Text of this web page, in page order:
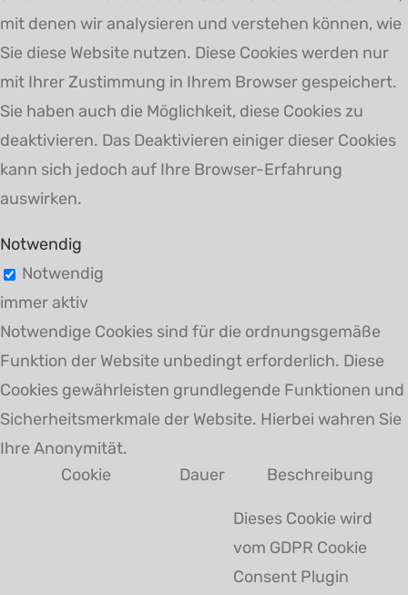
mit denen wir analysieren und verstehen können, wie
Sie diese Website nutzen. Diese Cookies werden nur
mit Ihrer Zustimmung in Ihrem Browser gespeichert.
Sie haben auch die Möglichkeit, diese Cookies zu
deaktivieren. Das Deaktivieren einiger dieser Cookies
kann sich jedoch auf Ihre Browser-Erfahrung
auswirken.
Notwendig
Notwendig
immer aktiv
Notwendige Cookies sind für die ordnungsgemäße
Funktion der Website unbedingt erforderlich. Diese
Cookies gewährleisten grundlegende Funktionen und
Sicherheitsmerkmale der Website. Hierbei wahren Sie
Ihre Anonymität.
Cookie
Dauer Beschreibung
Dieses Cookie wird
vom GDPR Cookie
Consent Plugin